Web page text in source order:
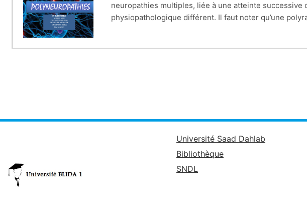
neuropathies multiples, liée à une atteinte
physiopathologique différent. Il faut noter qu’une
Université Saad Dahlab
Bibliothèque
SNDL